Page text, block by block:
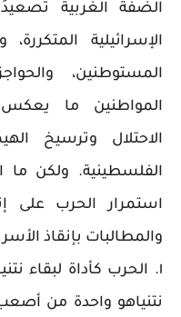
الضفة الغربية
الإسرائيلية
المستوطنين،
المواطنين ما يعكس
الاحتلال وترسيخ
الفلسطينية. ولكن ما
استمرار الحرب على
والمطالبات بإنقاذ
١. الحرب كأداة لبقاء
نتنياهو واحدة من